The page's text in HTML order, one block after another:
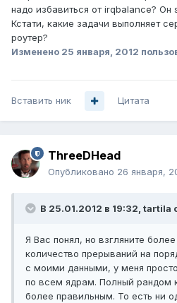
надо избавиться от irqbalance? Он
Кстати, какие задачи выполняет
роутер?
Изменено 25 января, 2012
Вставить ник Цитата
ThreeDHead
Опубликовано 26 января,
В 25.01.2012 в 19:32, tartila
Я Вас понял, но взгляните
количество прерываний на
с моими данными, у меня
по всем ядрам. Полный рандом
более правильным. То есть ни